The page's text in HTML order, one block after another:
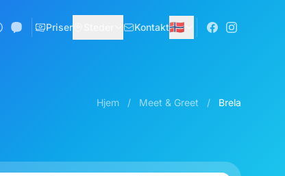
Priser Kontakt🇳🇴
Hjem / Meet & Greet / Brela